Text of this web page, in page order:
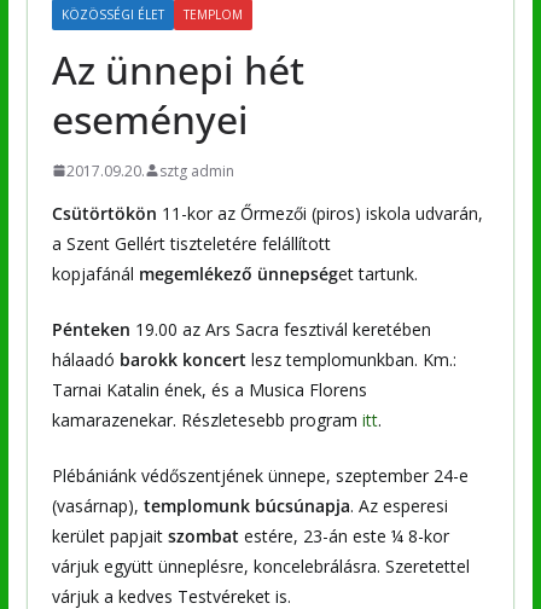
KÖZÖSSÉGI ÉLET TEMPLOM
Az ünnepi hét
eseményei
2017.09.20. sztg admin
Csütörtökön 11-kor az Őrmezői (piros) iskola udvarán,
a Szent Gellért tiszteletére felállított
kopjafánál megemlékező ünnepséget tartunk.
Pénteken 19.00 az Ars Sacra fesztivál keretében
hálaadó barokk koncert lesz templomunkban. Km.:
Tarnai Katalin ének, és a Musica Florens
kamarazenekar. Részletesebb program itt.
Plébániánk védőszentjének ünnepe, szeptember 24-e
(vasárnap), templomunk búcsúnapja. Az esperesi
kerület papjait szombat estére, 23-án este ¼ 8-kor
várjuk együtt ünneplésre, koncelebrálásra. Szeretettel
várjuk a kedves Testvéreket is.